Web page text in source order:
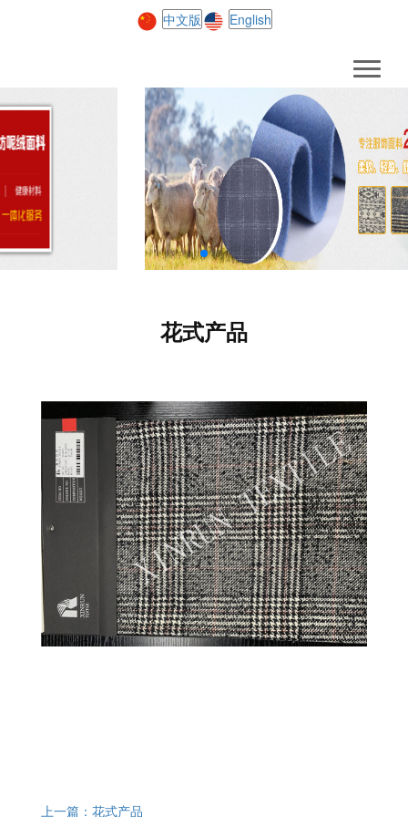
中文版 English
花式产品
上一篇：花式产品